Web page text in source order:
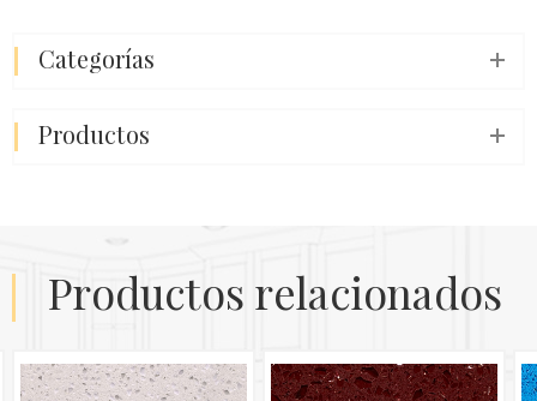
categorías
productos
productos relacionados